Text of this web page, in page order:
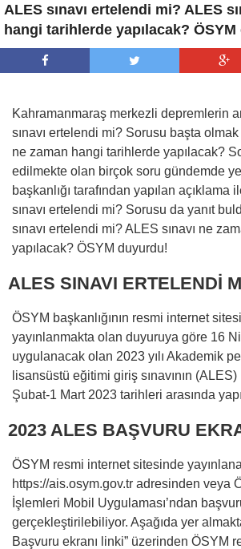
ALES sınavı ertelendi mi? ALES
hangi tarihlerde yapılacak?
Kahramanmaraş merkezli depremlerin
sınavı ertelendi mi? Sorusu başta olmak
ne zaman hangi tarihlerde yapılacak?
edilmekte olan birçok soru gündemde
başkanlığı tarafından yapılan açıklama
sınavı ertelendi mi? Sorusu da yanıt
sınavı ertelendi mi? ALES sınavı ne
yapılacak? ÖSYM duyurdu!
ALES SINAVI ERTELENDİ
ÖSYM başkanlığının resmi internet
yayınlanmakta olan duyuruya göre 16
uygulanacak olan 2023 yılı Akademik
lisansüstü eğitimi giriş sınavının
Şubat-1 Mart 2023 tarihleri arasında
2023 ALES BAŞVURU
ÖSYM resmi internet sitesinde
https://ais.osym.gov.tr adresinden veya
İşlemleri Mobil Uygulaması’ndan
gerçekleştirilebiliyor. Aşağıda yer
Başvuru ekranı linki” üzerinden ÖSYM